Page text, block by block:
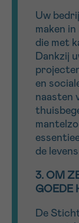
Uw
maken
die met
Dankzij
en
naasten
de
3. OM
GOEDE
De